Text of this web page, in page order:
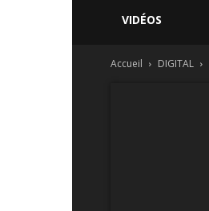
VIDÉOS
Accueil DIGITAL